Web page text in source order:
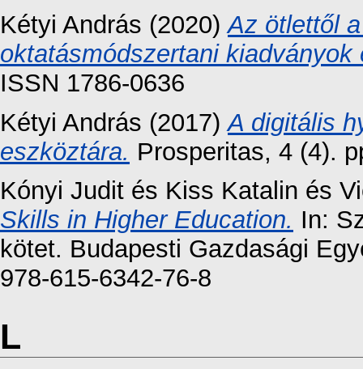
Kétyi András (2020)Az ötlettől
oktatásmódszertani kiadványok
ISSN 1786-0636
Kétyi András (2017)A digitális
eszköztára. Prosperitas, 4 (4).
Kónyi Judit és Kiss Katalin és
Skills in Higher Education. In:
kötet. Budapesti Gazdasági
978-615-6342-76-8
L